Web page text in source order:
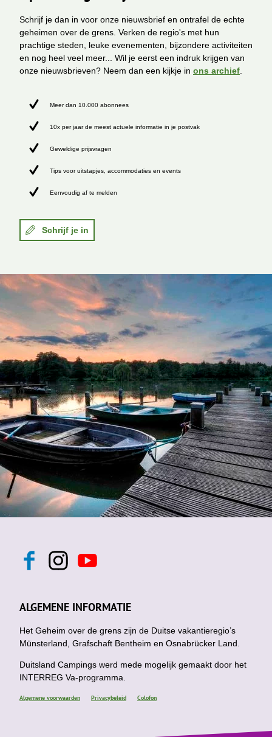
Schrijf je dan in voor onze nieuwsbrief en ontrafel de echte
geheimen over de grens. Verken de regio's met hun
prachtige steden, leuke evenementen, bijzondere activiteiten
en nog heel veel meer... Wil je eerst een indruk krijgen van
onze nieuwsbrieven? Neem dan een kijkje in ons archief
Meer dan 10.000 abonnees
10x per jaar de meest actuele informatie in je postvak
Geweldige prijsvragen
Tips voor uitstapjes, accommodaties en events
Eenvoudig af te melden
Schrijf je in
F
b
o
k
I
n
a
g
a
m
Y
o
u
b
ALGEMENE INFORMATIE
Het Geheim over de grens zijn de Duitse vakantieregio’s
Münsterland, Grafschaft Bentheim en Osnabrücker Land.
Duitsland Campings werd mede mogelijk gemaakt door het
INTERREG Va-programma.
Algemene voorwaarden Privacybeleid Colofon